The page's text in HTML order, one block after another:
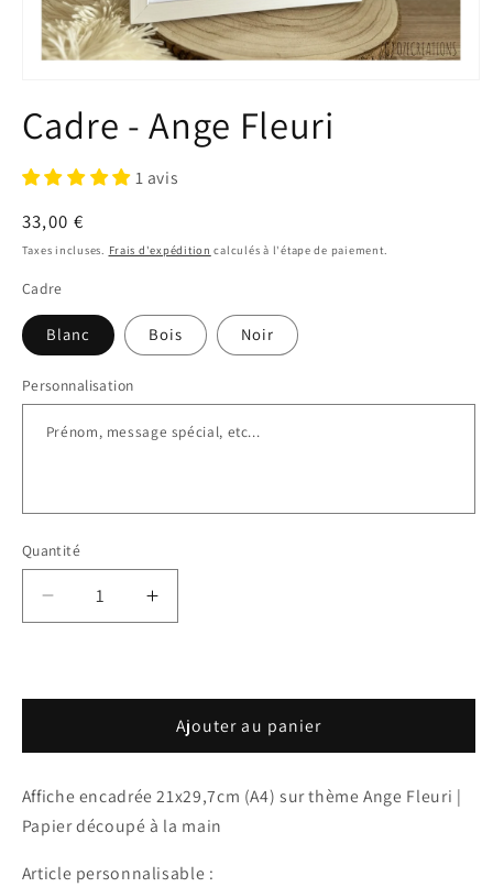
média
1
une
fenêtre
Cadre - Ange Fleuri
1 avis
Prix
habituel
33,00 €
Taxes incluses. Frais d'expédition calculés à l'étape de paiement.
Cadre
Blanc Bois Noir
Personnalisation
Quantité
Réduire
la
Cadre
Ange
Augmenter
la
Cadre
Ange
Ajouter au panier
Affiche encadrée 21x29,7cm (A4) sur thème Ange Fleuri |
Papier découpé à la main
Article personnalisable :